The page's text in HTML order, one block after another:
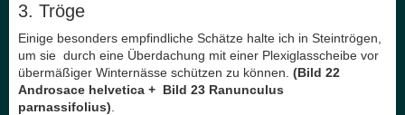
3. Tröge
Einige besonders empfindliche Schätze halte ich in Steintrögen,
um sie durch eine Überdachung mit einer Plexiglasscheibe vor
übermäßiger Winternässe schützen zu können. (Bild 22
Androsace helvetica + Bild 23 Ranunculus
parnassifolius)